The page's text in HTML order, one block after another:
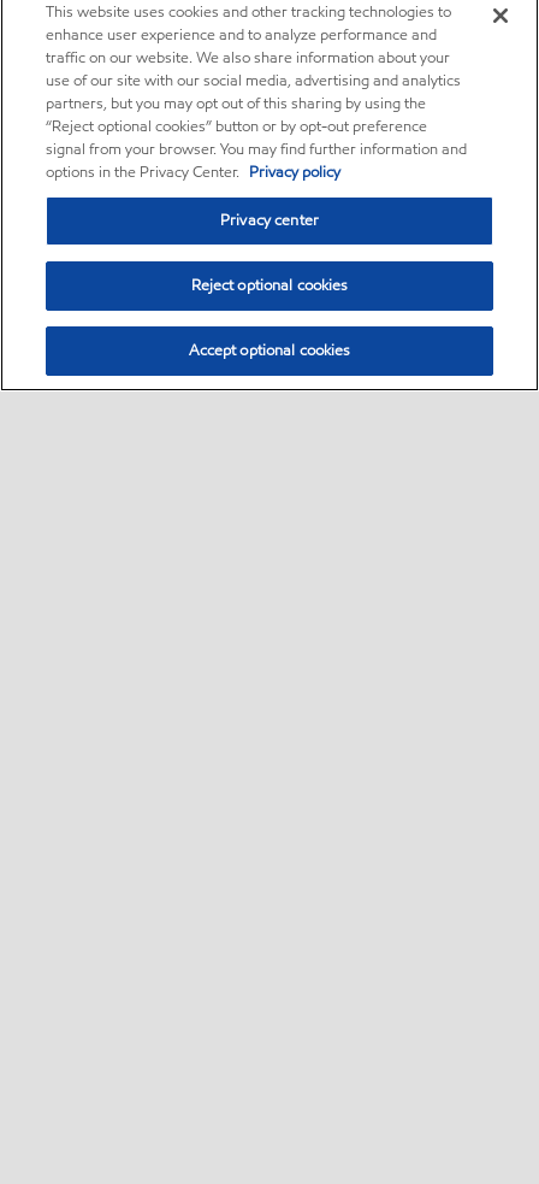
This website uses cookies and other tracking technologies to
enhance user experience and to analyze performance and
traffic on our website. We also share information about your
use of our site with our social media, advertising and analytics
partners, but you may opt out of this sharing by using the
“Reject optional cookies” button or by opt-out preference
signal from your browser. You may find further information and
options in the Privacy Center. Privacy policy
Privacy center
Reject optional cookies
Accept optional cookies